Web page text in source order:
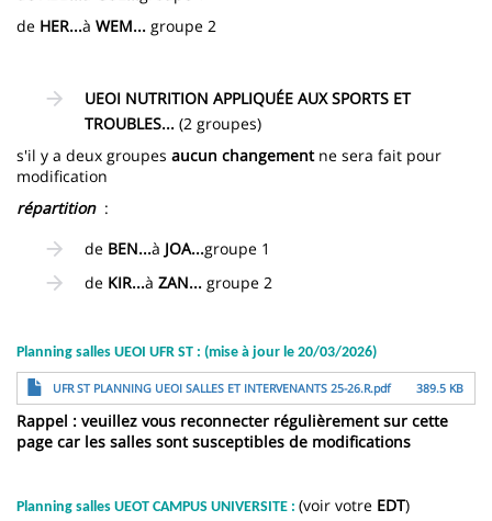
de HER...à WEM... groupe 2
UEOI NUTRITION APPLIQUÉE AUX SPORTS ET
TROUBLES... (2 groupes)
s'il y a deux groupes aucun changement ne sera fait pour
modification
répartition:
de BEN...à JOA...groupe 1
de KIR...à ZAN... groupe 2
Planning salles UEOI UFR ST : (mise à jour le 20/03/2026)
File UFR ST PLANNING UEOI SALLES ET INTERVENANTS 25-26.R.pdf 389.5 KB
Rappel : veuillez vous reconnecter régulièrement sur cette
page car les salles sont susceptibles de modifications
Planning salles UEOT CAMPUS UNIVERSITE : (voir votre EDT)